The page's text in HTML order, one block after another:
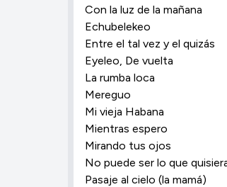
Con la luz de la mañana
Echubelekeo
Entre el tal vez y el quizás
Eyeleo, De vuelta
La rumba loca
Mereguo
Mi vieja Habana
Mientras espero
Mirando tus ojos
No puede ser lo que
Pasaje al cielo (la mamá)